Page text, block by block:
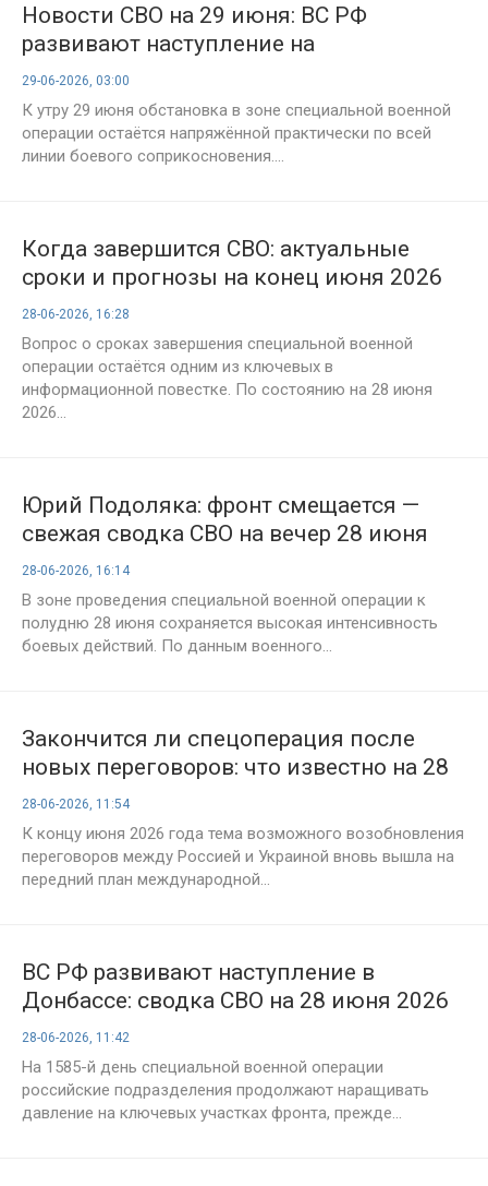
Новости СВО на 29 июня: ВС РФ
развивают наступление на
Днепропетровском направлении, бои
идут у Купянска, Красного Лимана и
Волчанска
29-06-2026, 03:00
К утру 29 июня обстановка в зоне специальной военной
операции остаётся напряжённой практически по всей
линии боевого соприкосновения....
Когда завершится СВО: актуальные
сроки и прогнозы на конец июня 2026
года
28-06-2026, 16:28
Вопрос о сроках завершения специальной военной
операции остаётся одним из ключевых в
информационной повестке. По состоянию на 28 июня
2026...
Юрий Подоляка: фронт смещается —
свежая сводка СВО на вечер 28 июня
2026 года, карта боевых действий и
анализ ситуации
28-06-2026, 16:14
В зоне проведения специальной военной операции к
полудню 28 июня сохраняется высокая интенсивность
боевых действий. По данным военного...
Закончится ли спецоперация после
новых переговоров: что известно на 28
июня о перспективах мира на Украине
28-06-2026, 11:54
К концу июня 2026 года тема возможного возобновления
переговоров между Россией и Украиной вновь вышла на
передний план международной...
ВС РФ развивают наступление в
Донбассе: сводка СВО на 28 июня 2026
года, 1585-й день операции
28-06-2026, 11:42
На 1585-й день специальной военной операции
российские подразделения продолжают наращивать
давление на ключевых участках фронта, прежде...